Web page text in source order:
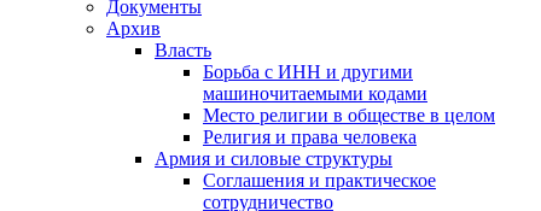
Документы
Архив
Власть
Борьба с ИНН и другими
машиночитаемыми кодами
Место религии в обществе в целом
Религия и права человека
Армия и силовые структуры
Соглашения и практическое
сотрудничество